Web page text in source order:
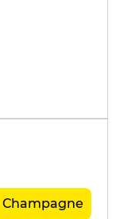
Champagne